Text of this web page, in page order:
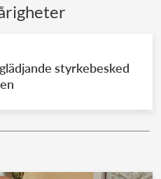
styrkebesked